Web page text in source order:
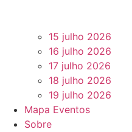
15 julho 2026
16 julho 2026
17 julho 2026
18 julho 2026
19 julho 2026
Mapa Eventos
Sobre